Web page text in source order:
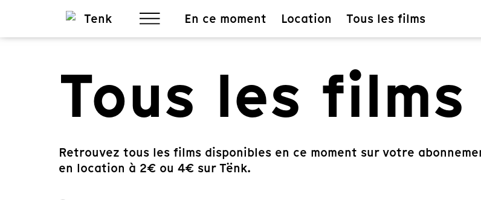
En ce moment Location Tous les films
Tous les films
Retrouvez tous les films disponibles en ce moment sur votre
en location à 2€ ou 4€ sur Tënk.